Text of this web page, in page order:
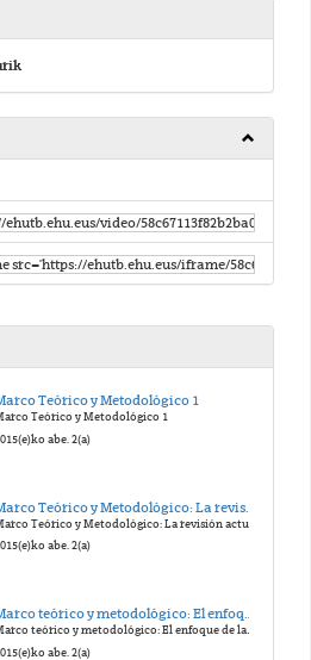
Teórico y Metodológico 1
Teórico y Metodológico 1
abe. 2(a)
abe. 2(a)
Marco teórico y metodológico: El enfoque de las capacidades
Marco teórico y metodológico: El enfoque de las capacidades
abe. 2(a)